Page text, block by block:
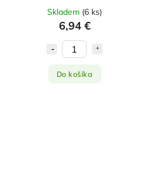
Small Parrots 1kg
Skladem (6 ks)
6,94 €
Do košíka